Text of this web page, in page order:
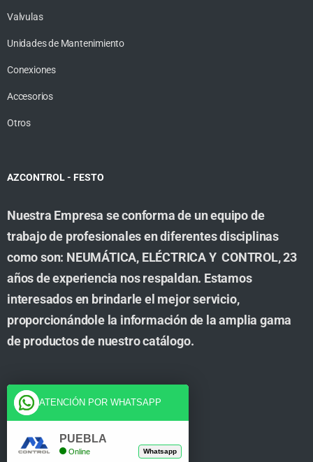
Valvulas
Unidades de Mantenimiento
Conexiones
Accesorios
Otros
AZCONTROL - FESTO
Nuestra Empresa se conforma de un equipo de
trabajo de profesionales en diferentes disciplinas
como son: NEUMÁTICA, ELÉCTRICA Y CONTROL, 23
años de experiencia nos respaldan. Estamos
interesados en brindarle el mejor servicio,
proporcionándole la información de la amplia gama
de productos de nuestro catálogo.
Cuenta
Tienda
ATENCIÓN POR WHATSAPP
PUEBLA
Online Whatsapp